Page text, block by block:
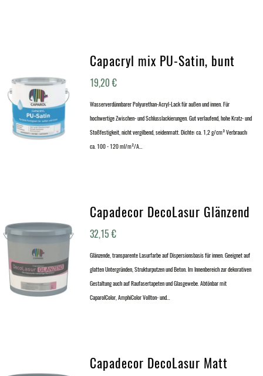
Capacryl mix PU-Satin, bunt
19,20€
Wasserverdünnbarer Polyurethan-Acryl-Lack für außen und innen. Für
hochwertige Zwischen- und Schlusslackierungen. Gut verlaufend, hohe Kratz- und
Stoßfestigkeit, nicht vergilbend, seidenmatt. Dichte: ca. 1,2 g/cm³ Verbrauch:
ca. 100 - 120 ml/m²/A…
Capadecor DecoLasur Glänzend
32,15€
Glänzende, transparente Lasurfarbe auf Dispersionsbasis für innen. Geeignet auf
glatten Untergründen, Strukturputzen und Beton. Im Innenbereich zur dekorativen
Gestaltung auch auf Raufasertapeten und Glasgewebe. Abtönbar mit
CaparolColor, AmphiColor Vollton- und…
Capadecor DecoLasur Matt